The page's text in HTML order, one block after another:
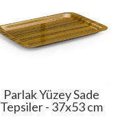
Parlak Yüzey Sade
Tepsiler - 37x53 cm